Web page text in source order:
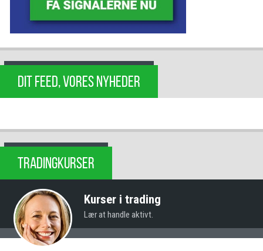
DIT FEED, VORES NYHEDER
TRADINGKURSER
Kurser i trading
Lær at handle aktivt.